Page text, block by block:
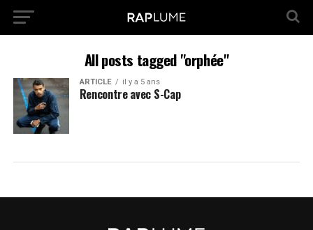
All posts tagged "orphée"
ARTICLE il y a 5 ans
Rencontre avec S-Cap